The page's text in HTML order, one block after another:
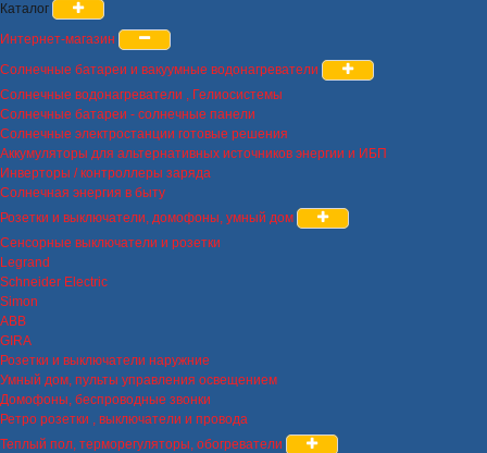
Каталог
Интернет-магазин
Солнечные батареи и вакуумные водонагреватели
Солнечные водонагреватели , Гелиосистемы
Солнечные батареи - солнечные панели
Солнечные электростанции готовые решения
Аккумуляторы для альтернативных источников энергии и ИБП
Инверторы / контроллеры заряда
Солнечная энергия в быту
Розетки и выключатели, домофоны, умный дом
Сенсорные выключатели и розетки
Legrand
Schneider Electric
Simon
ABB
GIRA
Розетки и выключатели наружние
Умный дом, пульты управления освещением
Домофоны, беспроводные звонки
Ретро розетки , выключатели и провода
Теплый пол, терморегуляторы, обогреватели